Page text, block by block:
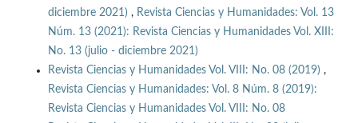
diciembre 2021) , Revista Ciencias y Humanidades: Vol. 13
Núm. 13 (2021): Revista Ciencias y Humanidades Vol. XIII:
No. 13 (julio - diciembre 2021)
Revista Ciencias y Humanidades Vol. VIII: No. 08 (2019) ,
Revista Ciencias y Humanidades: Vol. 8 Núm. 8 (2019):
Revista Ciencias y Humanidades Vol. VIII: No. 08